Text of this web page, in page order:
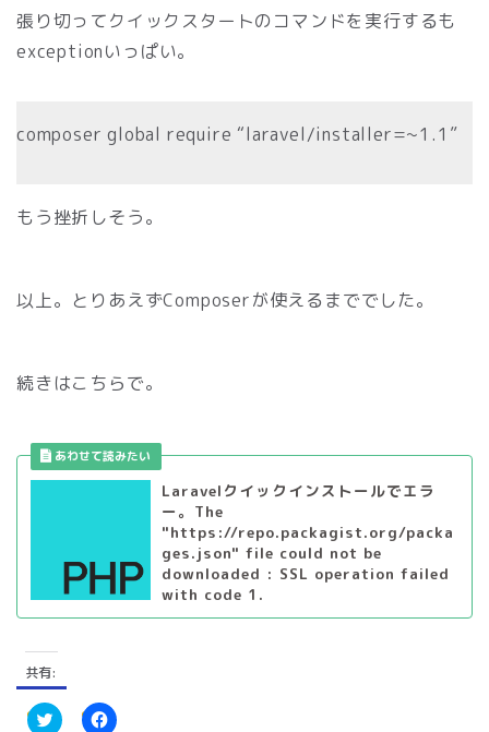
張り切ってクイックスタートのコマンドを実行するも
exceptionいっぱい。
composer global require “laravel/installer=~1.1”
もう挫折しそう。
以上。とりあえずComposerが使えるまででした。
続きはこちらで。
Laravelクイックインストールでエラ
ー。The
"https://repo.packagist.org/packa
ges.json" file could not be
downloaded : SSL operation failed
with code 1.
共有: